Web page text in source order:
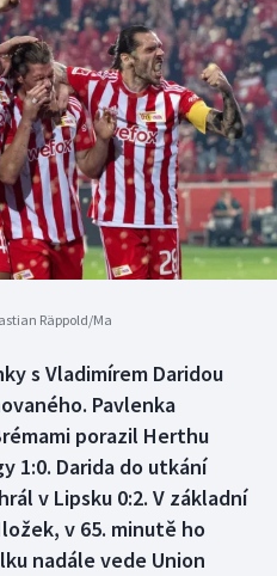
Räppold/Ma
s Vladimírem Daridou
Pavlenka
porazil Herthu
1:0. Darida do utkání
v Lipsku 0:2. V základní
v 65. minutě ho
nadále vede Union